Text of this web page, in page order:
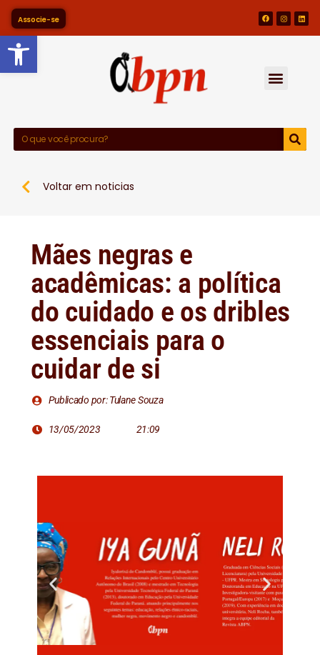
Barra de Ferramentas
Associe-se
Voltar em noticias
Mães negras e
acadêmicas: a política
do cuidado e os dribles
essenciais para o
cuidar de si
Publicado por: Tulane Souza
13/05/2023 21:09